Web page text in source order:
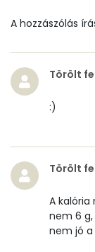
Foszfor
A hozzászólás
Törölt
:)
Törölt
A
nem 6
nem jó a